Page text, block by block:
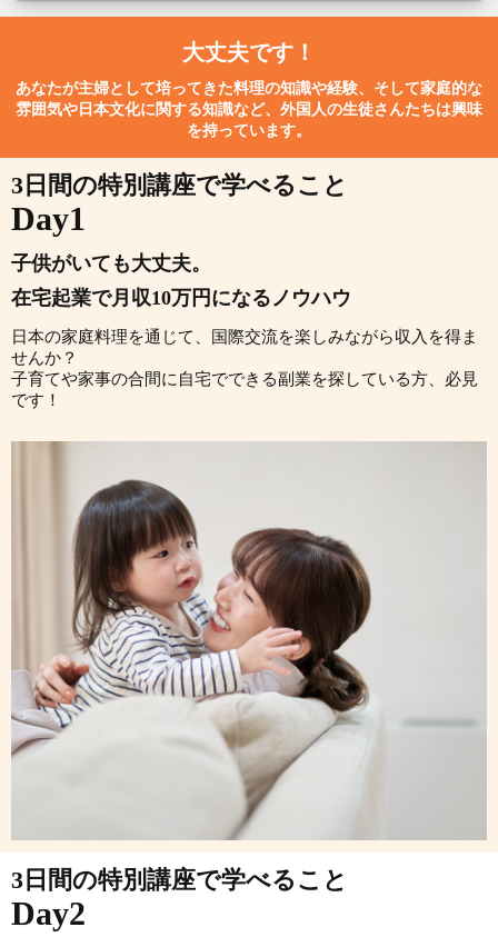
大丈夫です！
あなたが主婦として培ってきた料理の知識や経験、そして家庭的な
雰囲気や日本文化に関する知識など、外国人の生徒さんたちは興味
を持っています。
3日間の特別講座で学べること
Day1
子供がいても大丈夫。
在宅起業で月収10万円になるノウハウ
日本の家庭料理を通じて、国際交流を楽しみながら収入を得ま
せんか？
子育てや家事の合間に自宅でできる副業を探している方、必見
です！
3日間の特別講座で学べること
Day2